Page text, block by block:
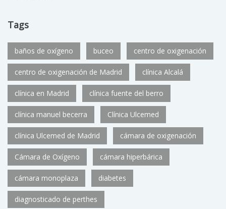
Tags
baños de oxígeno buceo centro de oxigenación
centro de oxigenación de Madrid clínica Alcalá
clínica en Madrid clínica fuente del berro
clínica manuel becerra Clínica Ulcemed
clínica Ulcemed de Madrid cámara de oxigenación
Cámara de Oxígeno cámara hiperbárica
cámara monoplaza diabetes
diagnosticado de perthes